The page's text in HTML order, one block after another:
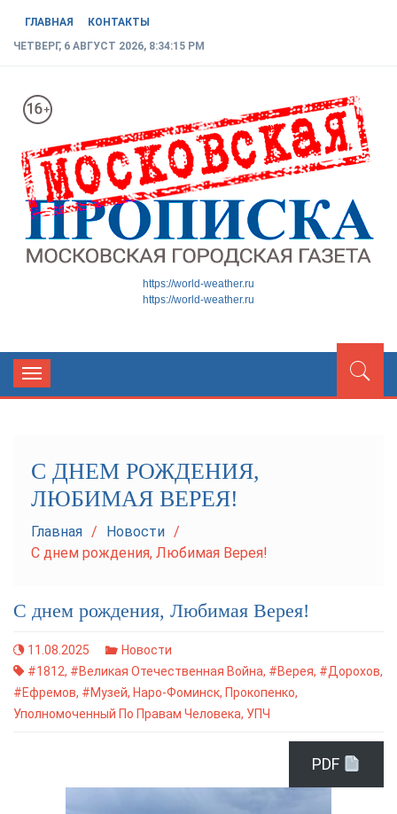
ГЛАВНАЯ
КОНТАКТЫ
ЧЕТВЕРГ, 6 АВГУСТ 2026, 8:34:16 PM
МОСКОВСКАЯ ГОРОДСКАЯ
https://world-weather.ru
https://world-weather.ru
Toggle
navigation
С ДНЕМ РОЖДЕНИЯ,
ЛЮБИМАЯ ВЕРЕЯ!
Главная
Новости
С днем рождения, Любимая Верея!
С днем рождения, Любимая Верея!
11.08.2025
Новости
#1812, #Великая Отечественная Война, #Верея, #Дорохов,
#Ефремов, #музей, Наро-Фоминск, Прокопенко,
Уполномоченный По Правам Человека, УПЧ
PDF